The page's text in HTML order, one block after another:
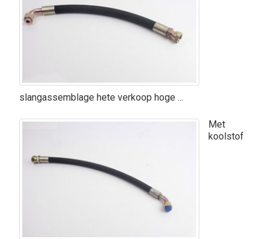
slangassemblage hete verkoop hoge ...
Met
koolstof